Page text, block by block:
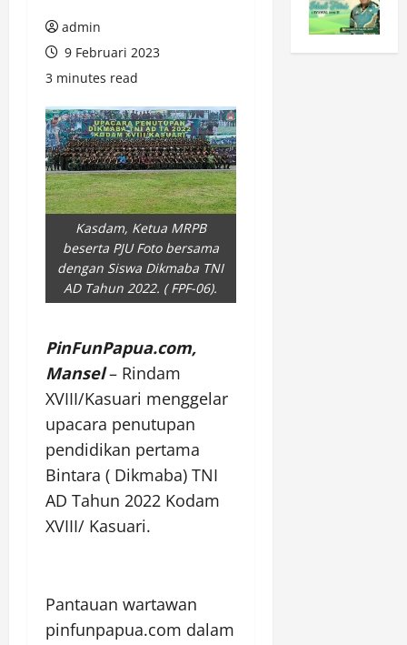
admin
9 Februari 2023
3 minutes read
Kasdam, Ketua MRPB
beserta PJU Foto bersama
dengan Siswa Dikmaba TNI
AD Tahun 2022. ( FPF-06).
PinFunPapua.com,
Mansel– Rindam
XVIII/Kasuari menggelar
upacara penutupan
pendidikan pertama
Bintara ( Dikmaba) TNI
AD Tahun 2022 Kodam
XVIII/ Kasuari.
Pantauan wartawan
pinfunpapua.com dalam